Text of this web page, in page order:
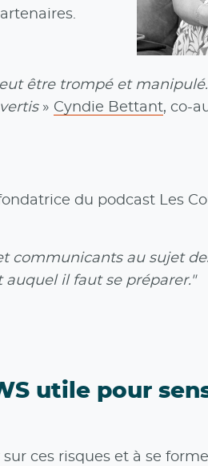
être trompé et
» Cyndie Bettant, co-
du podcast Les
au sujet
il faut se préparer."
utile pour
ces risques et à se